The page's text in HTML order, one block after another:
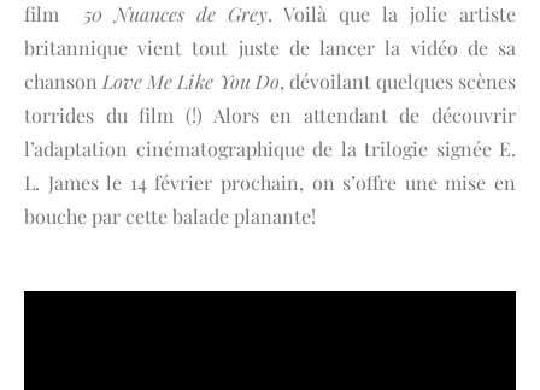
film 50 Nuances de Grey. Voilà que la jolie artiste
britannique vient tout juste de lancer la vidéo de sa
chansonLove Me Like You Do, dévoilant quelques scènes
torrides du film (!) Alors en attendant de découvrir
l’adaptation cinématographique de la trilogie signée E.
L. James le 14 février prochain, on s’offre une mise en
bouche par cette balade planante!